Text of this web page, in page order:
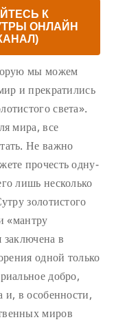
К
ОНЛАЙН
мы можем
и прекратились
света».
мира, все
Не важно
прочесть одну-
лишь несколько
золотистого
«мантру
заключена в
одной только
добро,
и, в особенности,
миров